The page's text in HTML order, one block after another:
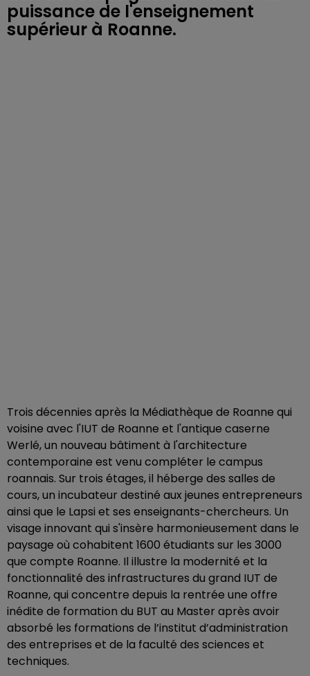
puissance de l'enseignement
supérieur à Roanne.
Trois décennies après la Médiathèque de Roanne qui
voisine avec l'IUT de Roanne et l'antique caserne
Werlé, un nouveau bâtiment à l'architecture
contemporaine est venu compléter le campus
roannais. Sur trois étages, il héberge des salles de
cours, un incubateur destiné aux jeunes entrepreneurs
ainsi que le Lapsi et ses enseignants-chercheurs. Un
visage innovant qui s'insère harmonieusement dans le
paysage où cohabitent 1600 étudiants sur les 3000
que compte Roanne. Il illustre la modernité et la
fonctionnalité des infrastructures du grand IUT de
Roanne, qui concentre depuis la rentrée une offre
inédite de formation du BUT au Master après avoir
absorbé les formations de l’institut d’administration
des entreprises et de la faculté des sciences et
techniques.